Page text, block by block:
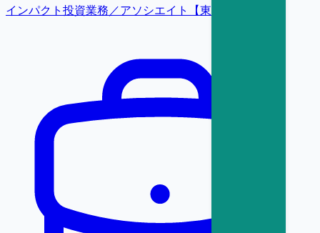
インパクト投資業務／アソシエイト【東京】